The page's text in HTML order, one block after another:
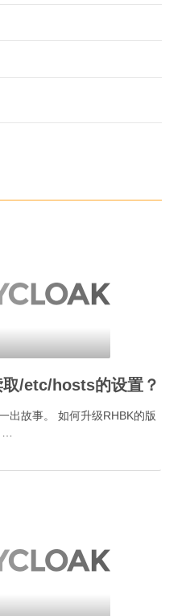
/etc/hosts的设置？
出故事。 如何升级RHBK的版